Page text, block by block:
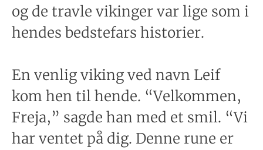
og de travle vikinger var lige som i
hendes bedstefars historier.
En venlig viking ved navn Leif
kom hen til hende. “Velkommen,
Freja,” sagde han med et smil. “Vi
har ventet på dig. Denne rune er